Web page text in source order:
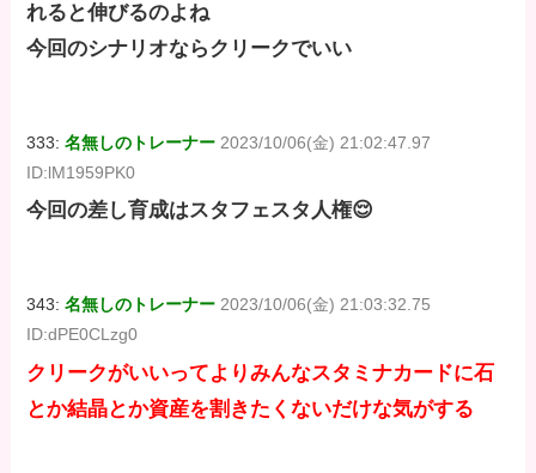
れると伸びるのよね
今回のシナリオならクリークでいい
333:名無しのトレーナー 2023/10/06(金) 21:02:47.97
ID:lM1959PK0
今回の差し育成はスタフェスタ人権😌
343:名無しのトレーナー 2023/10/06(金) 21:03:32.75
ID:dPE0CLzg0
クリークがいいってよりみんなスタミナカードに石
とか結晶とか資産を割きたくないだけな気がする